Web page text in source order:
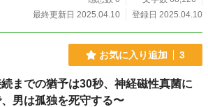
最終更新日 2025.04.10
登録日 2025.04.10
お気に入り追加 3
までの猶予は30秒、神経磁性真菌に
男は孤独を死守する〜